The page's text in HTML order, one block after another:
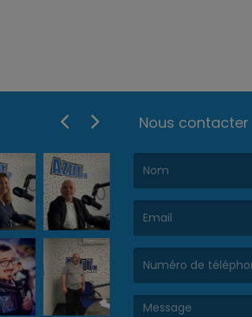
Nous contacter